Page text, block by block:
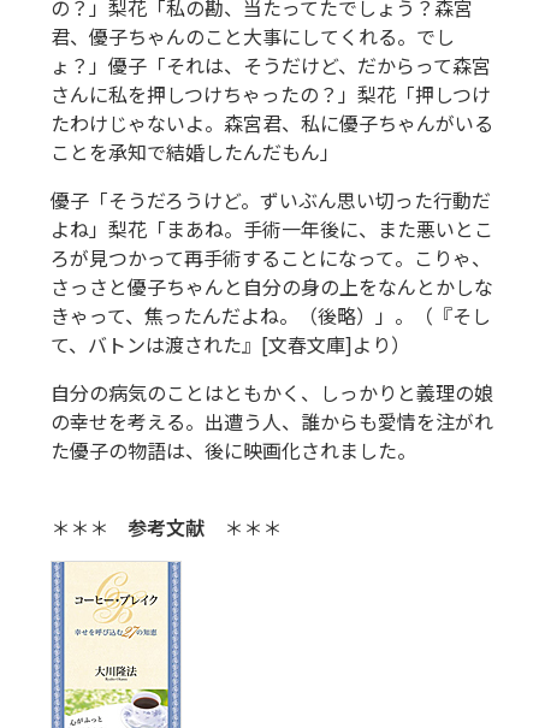
の？」梨花「私の勘、当たってたでしょう？森宮
君、優子ちゃんのこと大事にしてくれる。でし
ょ？」優子「それは、そうだけど、だからって森宮
さんに私を押しつけちゃったの？」梨花「押しつけ
たわけじゃないよ。森宮君、私に優子ちゃんがいる
ことを承知で結婚したんだもん」
優子「そうだろうけど。ずいぶん思い切った行動だ
よね」梨花「まあね。手術一年後に、また悪いとこ
ろが見つかって再手術することになって。こりゃ、
さっさと優子ちゃんと自分の身の上をなんとかしな
きゃって、焦ったんだよね。（後略）」。（『そし
て、バトンは渡された』[文春文庫]より）
自分の病気のことはともかく、しっかりと義理の娘
の幸せを考える。出遭う人、誰からも愛情を注がれ
た優子の物語は、後に映画化されました。
＊＊＊参考文献 ＊＊＊